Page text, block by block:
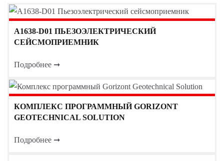
A1638-D01 ПЬЕЗОЭЛЕКТРИЧЕСКИЙ
СЕЙСМОПРИЕМНИК
Подробнее ➞
КОМПЛЕКС ПРОГРАММНЫЙ GORIZONT
GEOTECHNICAL SOLUTION
Подробнее ➞